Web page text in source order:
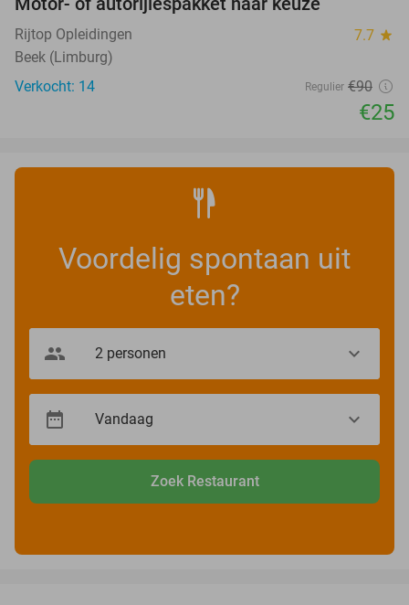
Rijtop Opleidingen 7.7 star
Beek (Limburg)
Verkocht: 14
Regulier €90
€25
Voordelig spontaan uit
eten?
Zoek Restaurant